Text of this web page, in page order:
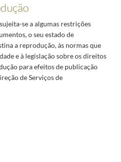
se a algumas restrições
o seu estado de
a reprodução, às normas que
e à legislação sobre os direitos
para efeitos de publicação
de Serviços de